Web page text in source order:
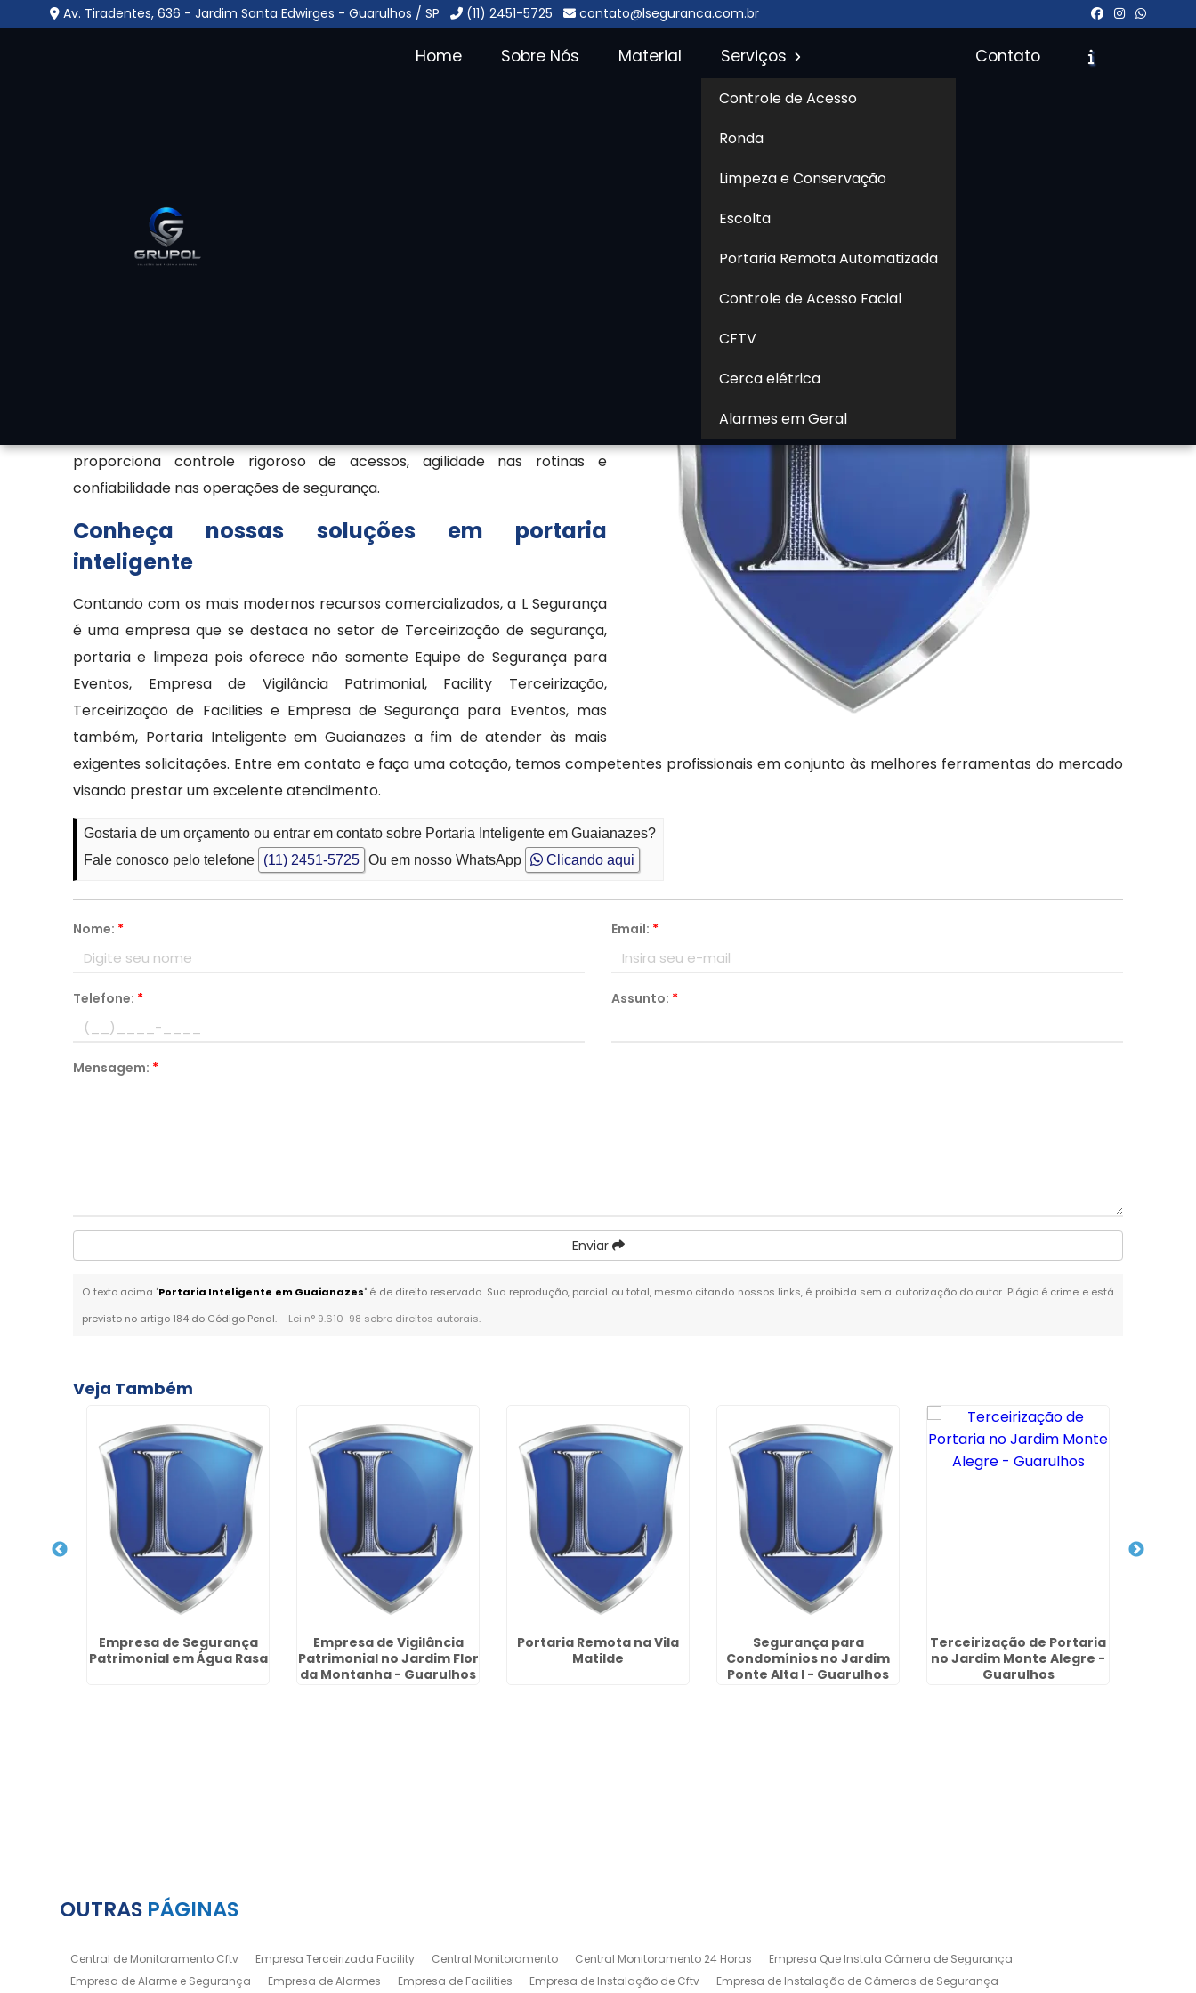
Av. Tiradentes, 636 - Jardim Santa Edwirges - Guarulhos / SP (11) 2451-5725 contato@lseguranca.com.br
Home Sobre Nós Material Serviços
Controle de Acesso
Ronda
Limpeza e Conservação
Escolta
Portaria Remota Automatizada
Controle de Acesso Facial
CFTV
Cerca elétrica
Alarmes em Geral
Contato
Portaria Inteligente em Guaianazes
controle de acesso que utiliza tecnologia para substituir ou complementar
proporciona controle rigoroso de acessos, agilidade nas rotinas e
confiabilidade nas operações de segurança.
Conheça nossas soluções em portaria
inteligente
Contando com os mais modernos recursos comercializados, a L Segurança
é uma empresa que se destaca no setor de Terceirização de segurança,
portaria e limpeza pois oferece não somente Equipe de Segurança para
Eventos, Empresa de Vigilância Patrimonial, Facility Terceirização,
Terceirização de Facilities e Empresa de Segurança para Eventos, mas
também, Portaria Inteligente em Guaianazes a fim de atender às mais
exigentes solicitações. Entre em contato e faça uma cotação, temos competentes profissionais em conjunto às melhores ferramentas do mercado
visando prestar um excelente atendimento.
Gostaria de um orçamento ou entrar em contato sobre Portaria Inteligente em Guaianazes?
Fale conosco pelo telefone
(11) 2451-5725 Ou em nosso WhatsApp Clicando aqui
Nome: * Email: *
Telefone: * Assunto: *
Mensagem: *
Enviar
O texto acima "Portaria Inteligente em Guaianazes" é de direito reservado. Sua reprodução, parcial ou total, mesmo citando nossos links, é proibida sem a autorização do autor. Plágio é crime e está
previsto no artigo 184 do Código Penal. – Lei n° 9.610-98 sobre direitos autorais.
Veja Também
Empresa de Segurança
Patrimonial em Água Rasa
Empresa de Vigilância
Patrimonial no Jardim Flor
da Montanha - Guarulhos
Portaria Remota na Vila
Matilde
Segurança para
Condomínios no Jardim
Ponte Alta I - Guarulhos
Terceirização de Portaria
no Jardim Monte Alegre -
Guarulhos
OUTRAS PÁGINAS
Central de Monitoramento Cftv Empresa Terceirizada Facility Central Monitoramento Central Monitoramento 24 Horas
Empresa Que Instala Câmera de Segurança
Empresa de Alarme e Segurança
Empresa de Alarmes Empresa de Facilities Empresa de Instalação de Cftv Empresa de Instalação de Câmeras de Segurança